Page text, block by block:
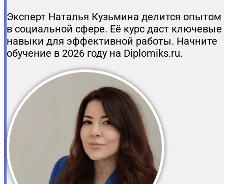
Эксперт Наталья Кузьмина делится опытом
в социальной сфере. Её курс даст ключевые
навыки для эффективной работы. Начните
обучение в 2026 году на Diplomiks.ru.